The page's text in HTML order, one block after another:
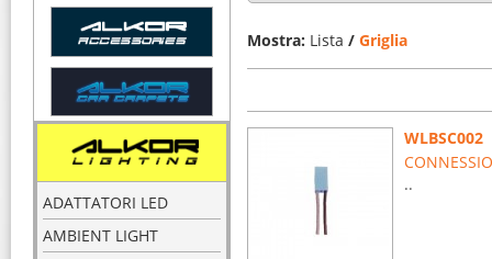
ADATTATORI LED
AMBIENT LIGHT
Mostra: Lista / Griglia
WLBSC002
..